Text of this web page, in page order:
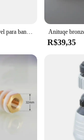
R$39,35